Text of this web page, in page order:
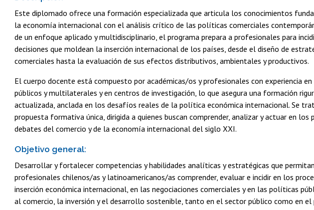
Este diplomado ofrece una formación especializada que articula los conocimientos
la economía internacional con el análisis crítico de las políticas comerciales
de un enfoque aplicado y multidisciplinario, el programa prepara a profesionales para
decisiones que moldean la inserción internacional de los países, desde el diseño de
comerciales hasta la evaluación de sus efectos distributivos, ambientales y productivos.
El cuerpo docente está compuesto por académicas/os y profesionales con experiencia en
públicos y multilaterales y en centros de investigación, lo que asegura una formación
actualizada, anclada en los desafíos reales de la política económica internacional. Se
propuesta formativa única, dirigida a quienes buscan comprender, analizar y actuar en los
debates del comercio y de la economía internacional del siglo XXI.
Objetivo general:
Desarrollar y fortalecer competencias y habilidades analíticas y estratégicas que
profesionales chilenos/as y latinoamericanos/as comprender, evaluar e incidir en los
inserción económica internacional, en las negociaciones comerciales y en las políticas
al comercio, la inversión y el desarrollo sostenible, tanto en el sector público como en el